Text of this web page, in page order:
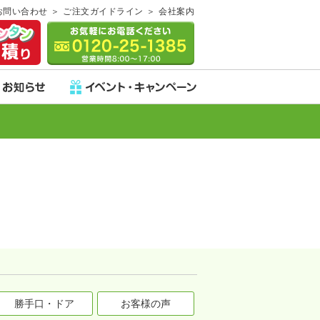
問い合わせ ご注文ガイドライン 会社案内
勝手口・ドア お客様の声